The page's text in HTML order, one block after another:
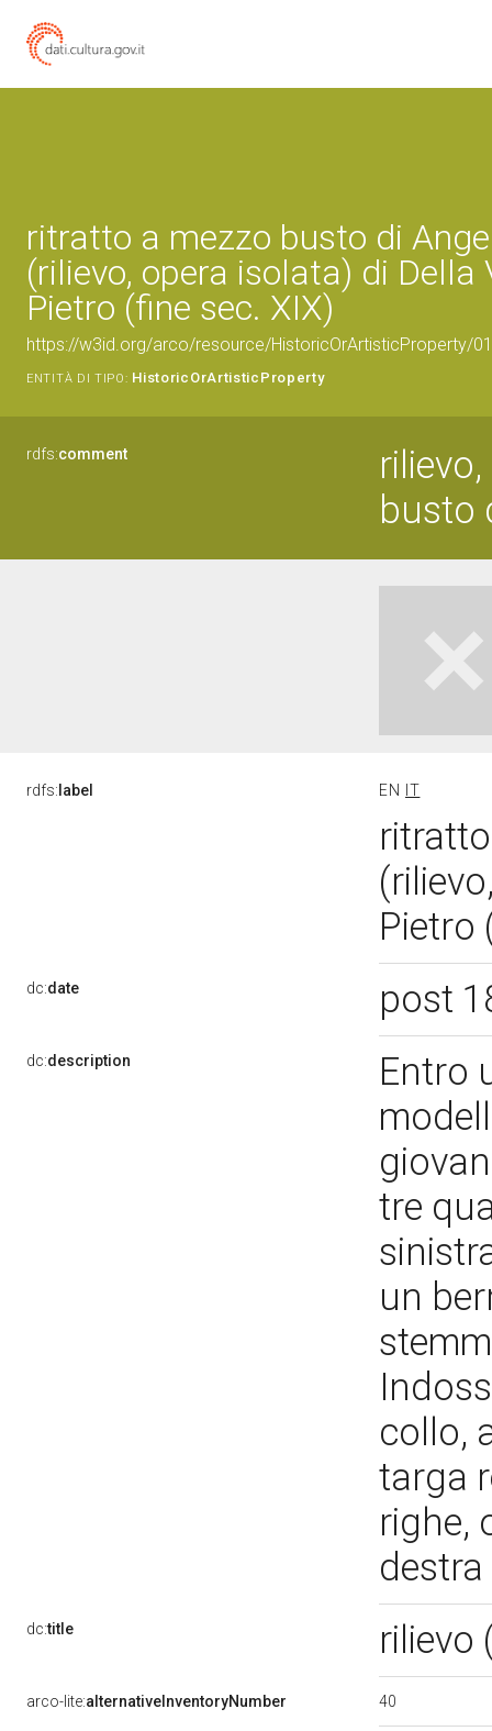
ritratto a mezzo busto di
(rilievo, opera isolata) di Della
Pietro (fine sec. XIX)
https://w3id.org/arco/resource/HistoricOrArtisticProperty/
ENTITÀ DI TIPO: HistoricOrArtisticProperty
rdfs:comment
busto
rdfs: label EN IT
Pietro
dc:date post
dc:description
Entro
tre
un
collo,
targa
righe,
dc:title rilievo
arco-lite:alternativeInventoryNumber 40